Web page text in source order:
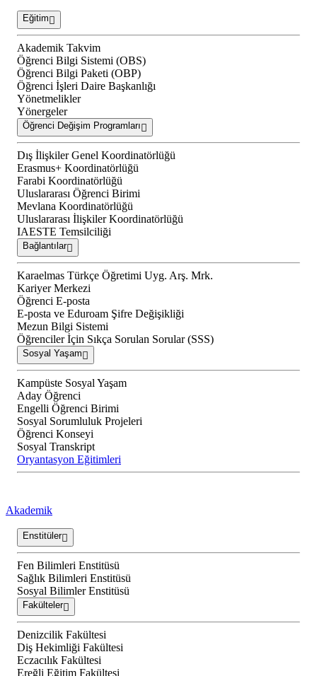
Eğitim
Akademik Takvim
Öğrenci Bilgi Sistemi (OBS)
Öğrenci Bilgi Paketi (OBP)
Öğrenci İşleri Daire Başkanlığı
Yönetmelikler
Yönergeler
Öğrenci Değişim Programları
Dış İlişkiler Genel Koordinatörlüğü
Erasmus+ Koordinatörlüğü
Farabi Koordinatörlüğü
Uluslararası Öğrenci Birimi
Mevlana Koordinatörlüğü
Uluslararası İlişkiler Koordinatörlüğü
IAESTE Temsilciliği
Bağlantılar
Karaelmas Türkçe Öğretimi Uyg. Arş. Mrk.
Kariyer Merkezi
Öğrenci E-posta
E-posta ve Eduroam Şifre Değişikliği
Mezun Bilgi Sistemi
Öğrenciler İçin Sıkça Sorulan Sorular (SSS)
Sosyal Yaşam
Kampüste Sosyal Yaşam
Aday Öğrenci
Engelli Öğrenci Birimi
Sosyal Sorumluluk Projeleri
Öğrenci Konseyi
Sosyal Transkript
Oryantasyon Eğitimleri
Akademik
Enstitüler
Fen Bilimleri Enstitüsü
Sağlık Bilimleri Enstitüsü
Sosyal Bilimler Enstitüsü
Fakülteler
Denizcilik Fakültesi
Diş Hekimliği Fakültesi
Eczacılık Fakültesi
Ereğli Eğitim Fakültesi